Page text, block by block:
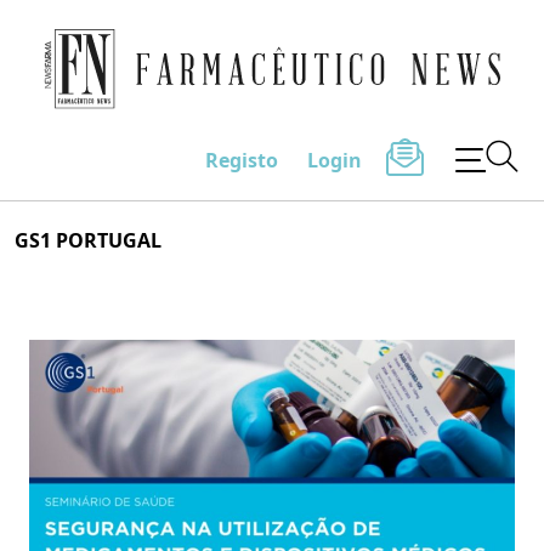
to
Farmacêutico News
Registo Login
GS1 PORTUGAL